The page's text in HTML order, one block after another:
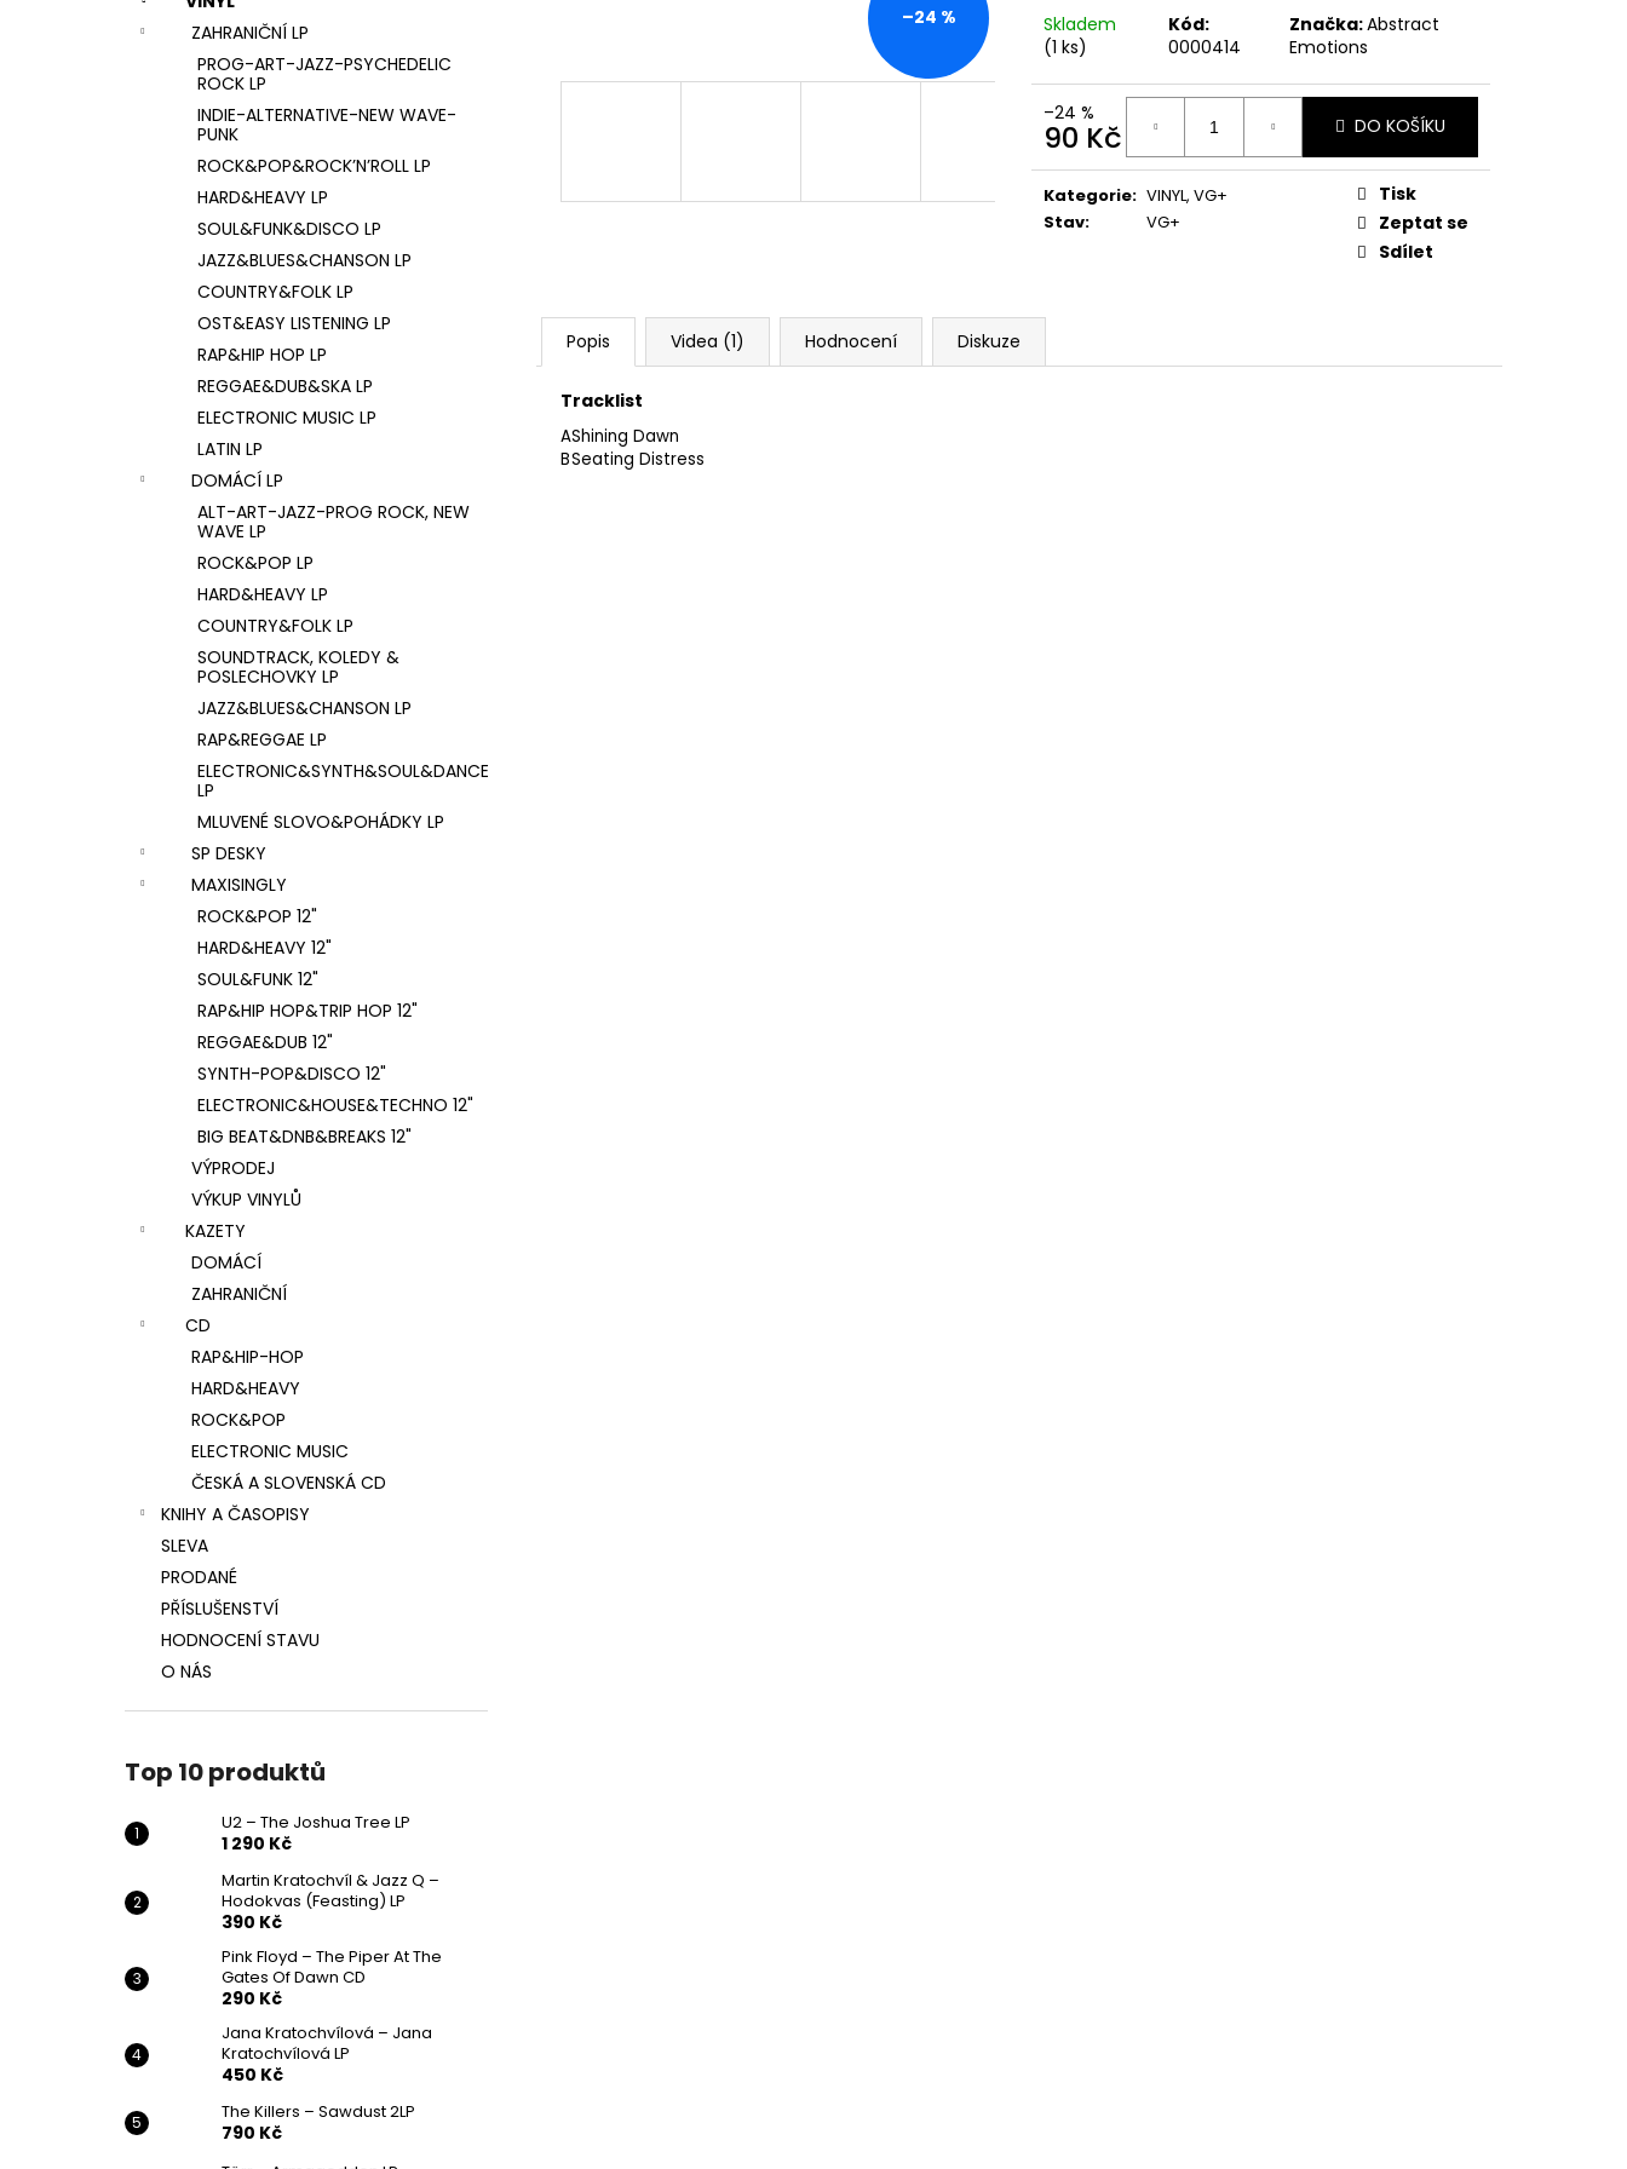
ZAHRANIČNÍ LP
PROG-ART-JAZZ-PSYCHEDELIC
ROCK LP
INDIE-ALTERNATIVE-NEW WAVE-
PUNK
ROCK&POP&ROCK’N’ROLL LP
HARD&HEAVY LP
SOUL&FUNK&DISCO LP
JAZZ&BLUES&CHANSON LP
COUNTRY&FOLK LP
OST&EASY LISTENING LP
RAP&HIP HOP LP
REGGAE&DUB&SKA LP
ELECTRONIC MUSIC LP
LATIN LP
DOMÁCÍ LP
ALT-ART-JAZZ-PROG ROCK, NEW
WAVE LP
ROCK&POP LP
HARD&HEAVY LP
COUNTRY&FOLK LP
SOUNDTRACK, KOLEDY &
POSLECHOVKY LP
JAZZ&BLUES&CHANSON LP
RAP&REGGAE LP
ELECTRONIC&SYNTH&SOUL&DANCE
LP
MLUVENÉ SLOVO&POHÁDKY LP
SP DESKY
MAXISINGLY
ROCK&POP 12"
HARD&HEAVY 12"
SOUL&FUNK 12"
RAP&HIP HOP&TRIP HOP 12"
REGGAE&DUB 12"
SYNTH-POP&DISCO 12"
ELECTRONIC&HOUSE&TECHNO 12"
BIG BEAT&DNB&BREAKS 12"
VÝPRODEJ
VÝKUP VINYLŮ
KAZETY
DOMÁCÍ
ZAHRANIČNÍ
CD
RAP&HIP-HOP
HARD&HEAVY
ROCK&POP
ELECTRONIC MUSIC
ČESKÁ A SLOVENSKÁ CD
KNIHY A ČASOPISY
SLEVA
PRODANÉ
PŘÍSLUŠENSTVÍ
HODNOCENÍ STAVU
O NÁS
Top 10 produktů
U2 – The Joshua Tree LP
1 290 Kč
Martin Kratochvíl & Jazz Q ‎–
Hodokvas (Feasting) LP
390 Kč
Pink Floyd – The Piper At The
Gates Of Dawn CD
290 Kč
Jana Kratochvílová – Jana
Kratochvílová LP
450 Kč
The Killers – Sawdust 2LP
790 Kč
Skladem
(1 ks)
Kód:
0000414
Značka:Abstract
Emotions
–24 %
90 Kč
cena:
DO KOŠÍKU
Kategorie: VINYL, VG+
Stav: VG+
Tisk
Zeptat se
Sdílet
–24 %
Popis Videa (1) Hodnocení Diskuze
Tracklist
AShining Dawn
BSeating Distress
U2 – THE JOSHUA TREE LP
1 290 Kč
PINK FLOYD – THE PIPER AT THE GATES
OF DAWN CD
290 Kč